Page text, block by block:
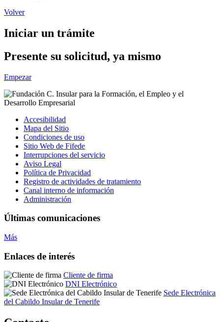
Volver
Iniciar un trámite
Presente su solicitud, ya mismo
Empezar
Accesibilidad
Mapa del Sitio
Condiciones de uso
Sitio Web de Fifede
Interrupciones del servicio
Aviso Legal
Política de Privacidad
Registro de actividades de tratamiento
Canal interno de información
Administración
Últimas comunicaciones
Más
Enlaces de interés
Cliente de firma
DNI Electrónico
Sede Electrónica
del Cabildo Insular de Tenerife